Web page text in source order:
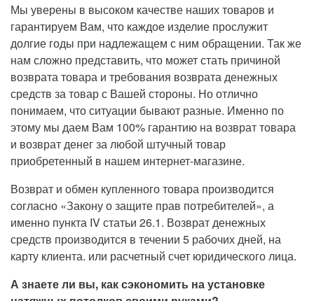
Мы уверены в высоком качестве наших товаров и
гарантируем Вам, что каждое изделие прослужит
долгие годы при надлежащем с ним обращении. Так же
нам сложно представить, что может стать причиной
возврата товара и требования возврата денежных
средств за товар с Вашей стороны. Но отлично
понимаем, что ситуации бывают разные. Именно по
этому мы даем Вам 100% гарантию на возврат товара
и возврат денег за любой штучный товар
приобретенный в нашем интернет-магазине.
Возврат и обмен купленного товара производится
согласно «Закону о защите прав потребителей», а
именно пункта IV статьи 26.1. Возврат денежных
средств производится в течении 5 рабочих дней, на
карту клиента. или расчетный счет юридического лица.
А знаете ли вы, как сэкономить на установке